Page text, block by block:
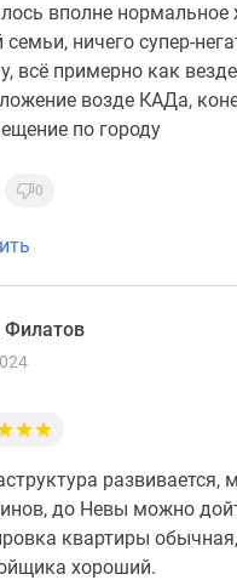
вполне
ничего супер-
всё примерно как
возде КАДа,
по городу
0
развивается,
до Невы можно
квартиры
хороший.